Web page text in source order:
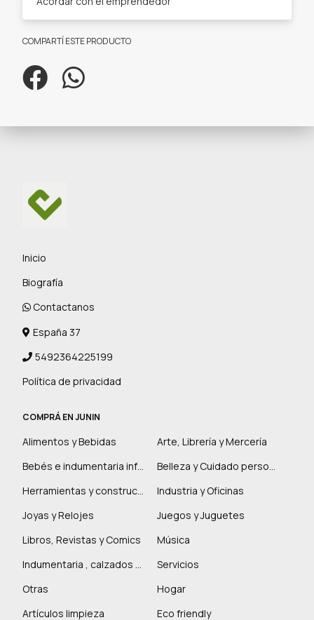
COMPARTÍ ESTE PRODUCTO
Inicio
Biografía
Contactanos
España 37
5492364225199
Política de privacidad
COMPRÁ EN JUNIN
Alimentos y Bebidas
Arte, Librería y Mercería
Bebés e indumentaria infantil
Belleza y Cuidado personal
Herramientas y construcción
Industria y Oficinas
Joyas y Relojes
Juegos y Juguetes
Libros, Revistas y Comics
Música
Indumentaria , calzados y marroquinería
Servicios
Otras
Hogar
Artículos limpieza
Eco friendly